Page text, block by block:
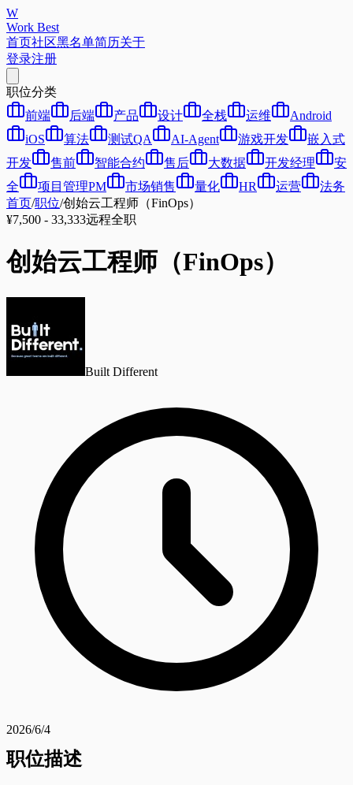
W
Work Best
首页社区黑名单简历关于
登录注册
职位分类
前端
后端 产品 设计 全栈 运维
Android
iOS
算法 测试QA AI-Agent 游戏开发
嵌入式
开发
售前 智能合约 售后 大数据 开发经理
安
全
项目管理PM 市场销售 量化 HR 运营
法务
首页/职位/创始云工程师（FinOps）
¥7,500 - 33,333远程全职
创始云工程师（FinOps）
Built Different
2026/6/4
职位描述